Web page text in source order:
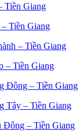
Tiền Giang
Tiền Giang
– Tiền Giang
– Tiền Giang
Đông – Tiền Giang
Tây – Tiền Giang
Đông – Tiền Giang